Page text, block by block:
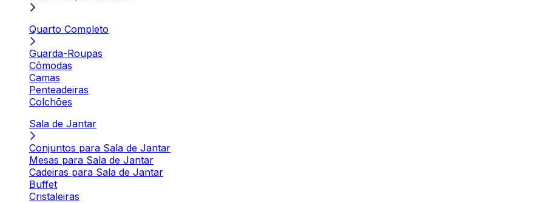
Quarto Completo
Guarda-Roupas
Cômodas
Camas
Penteadeiras
Colchões
Sala de Jantar
Conjuntos para Sala de Jantar
Mesas para Sala de Jantar
Cadeiras para Sala de Jantar
Buffet
Cristaleiras